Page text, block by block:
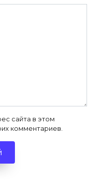
сайта в этом
комментариев.